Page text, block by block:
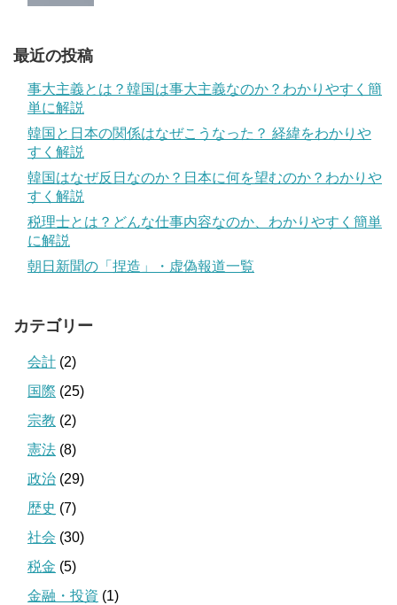
最近の投稿
事大主義とは？韓国は事大主義なのか？わかりやすく簡
単に解説
韓国と日本の関係はなぜこうなった？ 経緯をわかりや
すく解説
韓国はなぜ反日なのか？日本に何を望むのか？わかりや
すく解説
税理士とは？どんな仕事内容なのか、わかりやすく簡単
に解説
朝日新聞の「捏造」・虚偽報道一覧
カテゴリー
会計 (2)
国際 (25)
宗教 (2)
憲法 (8)
政治 (29)
歴史 (7)
社会 (30)
税金 (5)
金融・投資 (1)